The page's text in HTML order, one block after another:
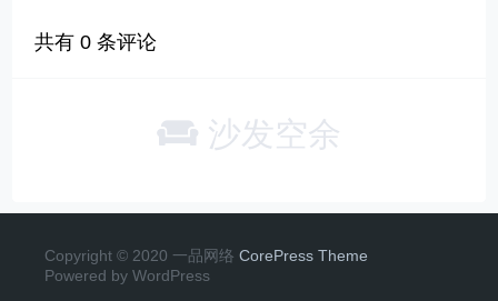
共有0 条评论
沙发空余
Copyright © 2020 一品网络 CorePress Theme
Powered by WordPress